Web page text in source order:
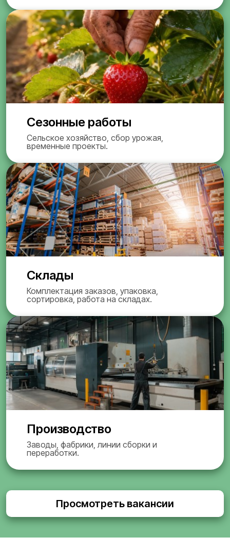
Сезонные работы
Сельское хозяйство, сбор урожая,
временные проекты.
Склады
Комплектация заказов, упаковка,
сортировка, работа на складах.
Производство
Заводы, фабрики, линии сборки и
переработки.
Просмотреть вакансии